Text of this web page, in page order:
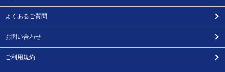
よくあるご質問
お問い合わせ
ご利用規約